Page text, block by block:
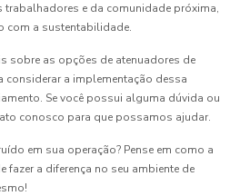
e da comunidade próxima,
com a sustentabilidade.
sobre as opções de atenuadores de
a implementação dessa
Se você possui alguma dúvida ou
conosco para que possamos ajudar.
em sua operação? Pense em como a
a diferença no seu ambiente de